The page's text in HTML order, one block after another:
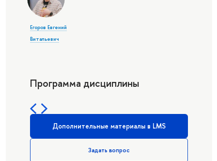
Егоров Евгений
Витальевич
Программа дисциплины
Дополнительные материалы в LMS
Задать вопрос